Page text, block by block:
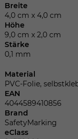
Breite
4,0 cm x 4,0 cm
Höhe
9,0 cm x 2,0 cm
Stärke
0,1 mm
Material
PVC-Folie,
EAN
4044589410856
Brand
SafetyMarking
eClass
Anbieter
Laufzeit